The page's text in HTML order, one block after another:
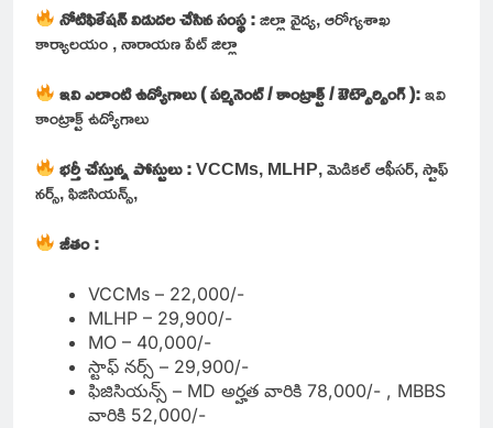
నోటిఫికేషన్ విడుదల చేసిన సంస్థ :జిల్లా వైద్య, ఆరోగ్యశాఖ
కార్యాలయం , నారాయణ పేట్ జిల్లా
ఇవి ఎలాంటి ఉద్యోగాలు ( పర్మినెంట్ / కాంట్రాక్ట్ / ఔట్సౌర్సింగ్ ):ఇవి
కాంట్రాక్ట్ ఉద్యోగాలు
భర్తీ చేస్తున్న పోస్టులు :VCCMs, MLHP, మెడికల్ ఆఫీసర్, స్టాఫ్
నర్స్, ఫిజిసియన్స్,
జీతం :
VCCMs – 22,000/-
MLHP – 29,900/-
MO – 40,000/-
స్టాఫ్ నర్స్ – 29,900/-
ఫిజిసియన్స్ – MD అర్హత వారికి 78,000/- , MBBS
వారికి 52,000/-